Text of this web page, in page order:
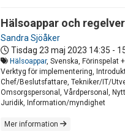
Hälsoappar och
Sandra Sjöåker
Tisdag 23 maj 2023 14:35 -
Hälsoappar, Svenska, Förinspelat
Verktyg för implementering,
Chef/Beslutsfattare, Tekniker/IT/
Omsorgspersonal, Vårdpersonal,
Juridik, Information/myndighet
Mer information